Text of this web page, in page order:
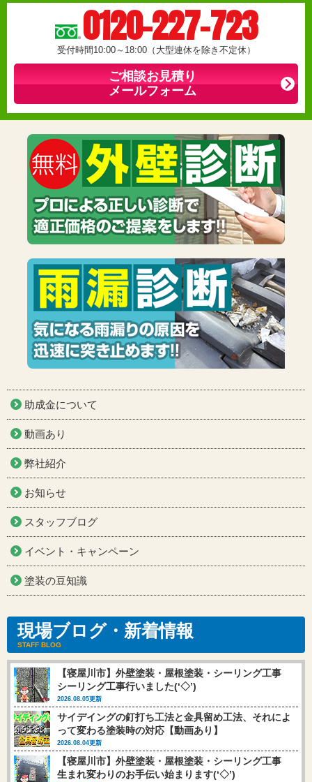
0120-227-723
受付時間10:00～18:00（大型連休を除き不定休）
ご相談お見積り
メールフォーム
助成金について
動画あり
弊社紹介
お知らせ
スタッフブログ
イベント・キャンペーン
塗装の豆知識
現場ブログ・新着情報
STAFF BLOG
【寝屋川市】外壁塗装・屋根塗装・シーリング工事
シーリング工事行いました(‘◇’)ゞ
2026.08.05更新
サイデイングの釘打ち工法と金具留め工法、それによ
って変わる塗装時の対応【動画あり】
2026.08.04更新
【寝屋川市】外壁塗装・屋根塗装・シーリング工事
生まれ変わりのお手伝い始まります(‘◇’)ゞ